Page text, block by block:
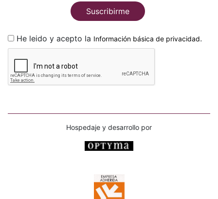
Suscribirme
He leido y acepto la Información básica de privacidad.
Hospedaje y desarrollo por